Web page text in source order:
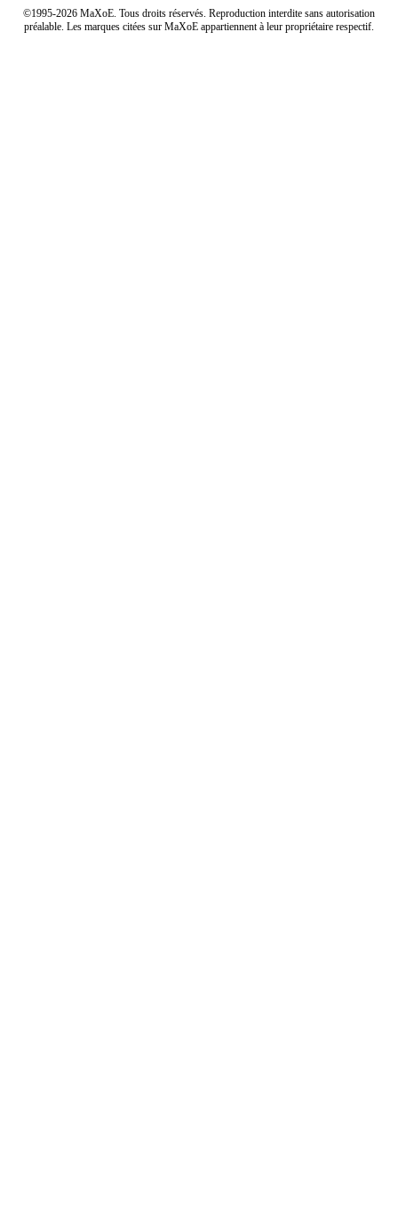
©1995-2026 MaXoE. Tous droits réservés. Reproduction interdite sans autorisation
préalable. Les marques citées sur MaXoE appartiennent à leur propriétaire respectif.